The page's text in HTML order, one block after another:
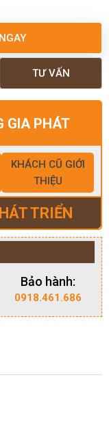
TƯ VẤN
GIA PHÁT
KHÁCH CŨ GIỚI
THIỆU
TRIỂN
Bảo hành:
0918.461.686